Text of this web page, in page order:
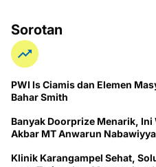
Sorotan
PWI ls Ciamis dan Elemen
Bahar Smith
Banyak Doorprize Menarik,
Akbar MT Anwarun
Klinik Karangampel Sehat,